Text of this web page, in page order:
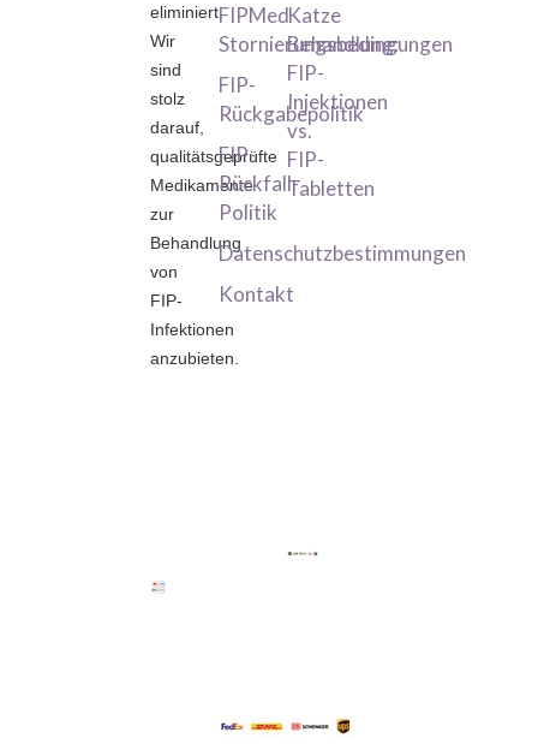
eliminiert.
Wir
sind
stolz
darauf,
qualitätsgeprüfte
Medikamente
zur
Behandlung
von
FIP-
Infektionen
anzubieten.
FIPMed
Stornierungsbedingungen
FIP-
Rückgabepolitik
FIP-
Rückfall-
Politik
Datenschutzbestimmungen
Kontakt
Katze
Behandlung:
FIP-
Injektionen
vs.
FIP-
Tabletten